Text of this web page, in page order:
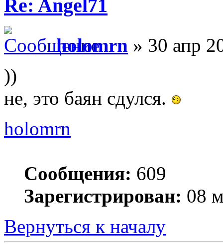
Re: Angel71
holomrn » 30 апр
))
не, это баян сдулся.
holomrn
Сообщения: 609
Зарегистрирован: 08
Вернуться к началу